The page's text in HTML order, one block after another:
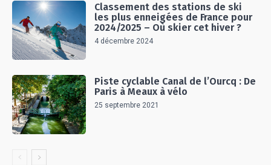
Classement des stations de ski
les plus enneigées de France pour
2024/2025 – Où skier cet hiver ?
4 décembre 2024
Piste cyclable Canal de l’Ourcq : De
Paris à Meaux à vélo
25 septembre 2021